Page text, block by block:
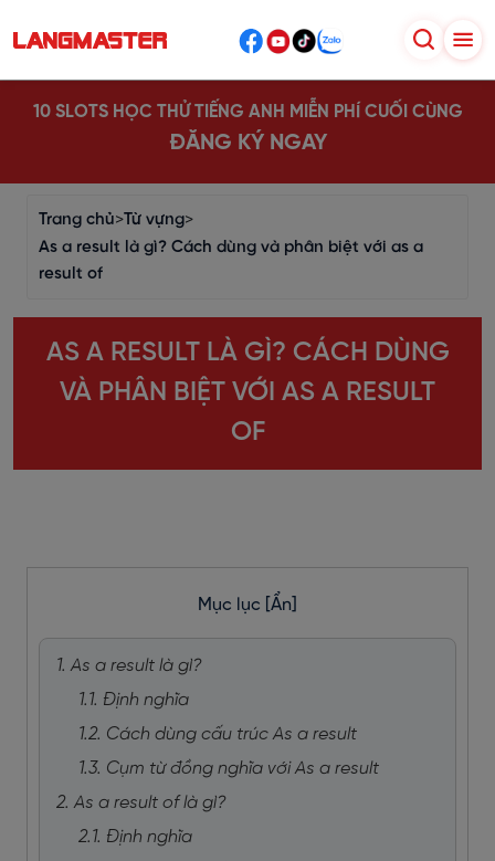
10 SLOTS HỌC THỬ TIẾNG ANH MIỄN PHÍ CUỐI CÙNG
ĐĂNG KÝ NGAY
Trang chủ>Từ vựng>
As a result là gì? Cách dùng và phân biệt với as a
result of
AS A RESULT LÀ GÌ? CÁCH DÙNG
VÀ PHÂN BIỆT VỚI AS A RESULT
OF
Mục lục [Ẩn]
1. As a result là gì?
1.1. Định nghĩa
1.2. Cách dùng cấu trúc As a result
1.3. Cụm từ đồng nghĩa với As a result
2. As a result of là gì?
2.1. Định nghĩa